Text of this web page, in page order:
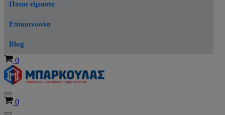
Ποιοι είμαστε
Επικοινωνία
Blog
Καλάθι
0
Μενού
πλοήγησης
Καλάθι
0